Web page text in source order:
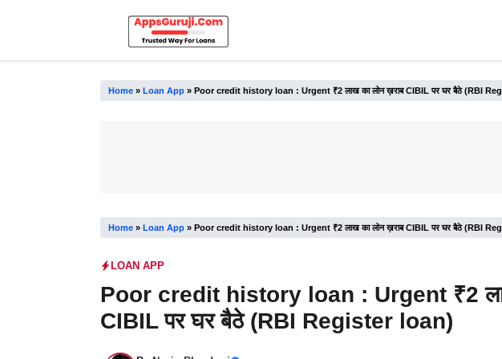
Home» Loan App» Poor credit history loan : Urgent ₹2 लाख का लोन ख़राब CIBIL पर घर बैठे (RBI
Home» Loan App» Poor credit history loan : Urgent ₹2 लाख का लोन ख़राब CIBIL पर घर बैठे (RBI
LOAN APP
Poor credit history loan : Urgent ₹2
CIBIL पर घर बैठे (RBI Register loan)